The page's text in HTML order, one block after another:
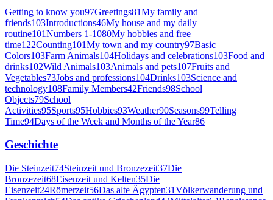
Getting to know you97Greetings81My family and
friends103Introductions46My house and my daily
routine101Numbers 1-1080My hobbies and free
time122Counting101My town and my country97Basic
Colors103Farm Animals104Holidays and celebrations103Food and
drinks102Wild Animals103Animals and pets107Fruits and
Vegetables73Jobs and professions104Drinks103Science and
technology108Family Members42Friends98School
Objects79School
Activities95Sports95Hobbies93Weather90Seasons99Telling
Time94Days of the Week and Months of the Year86
Geschichte
Die Steinzeit74Steinzeit und Bronzezeit37Die
Bronzezeit68Eisenzeit und Kelten35Die
Eisenzeit24Römerzeit56Das alte Ägypten31Völkerwanderung und